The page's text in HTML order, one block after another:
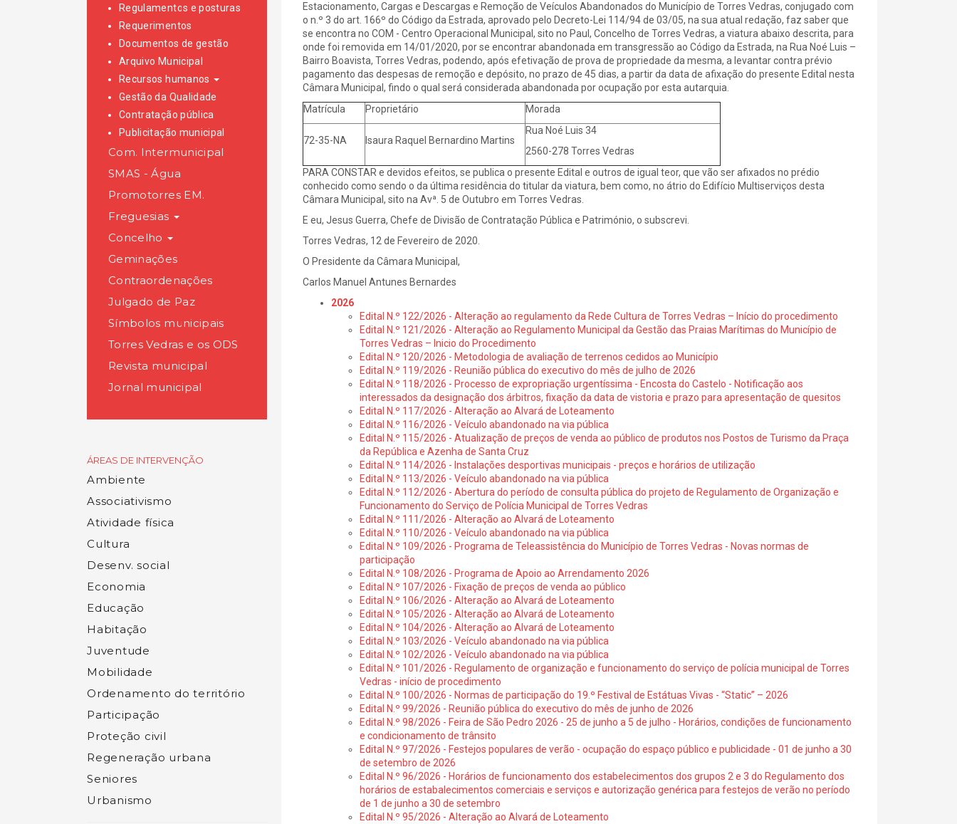
Regulamentos e posturas
Requerimentos
Documentos de gestão
Arquivo Municipal
Recursos humanos
Gestão da Qualidade
Contratação pública
Publicitação municipal
Com. Intermunicipal
SMAS - Água
Promotorres EM.
Freguesias
Concelho
Geminações
Contraordenações
Julgado de Paz
Símbolos municipais
Torres Vedras e os ODS
Revista municipal
Jornal municipal
ÁREAS DE INTERVENÇÃO
Ambiente
Associativismo
Atividade física
Cultura
Desenv. social
Economia
Educação
Habitação
Juventude
Mobilidade
Ordenamento do território
Participação
Proteção civil
Regeneração urbana
Seniores
Urbanismo
Estacionamento, Cargas e Descargas e Remoção de Veículos Abandonados do Município de Torres Vedras, conjugado com
o n.º 3 do art. 166º do Código da Estrada, aprovado pelo Decreto-Lei 114/94 de 03/05, na sua atual redação, faz saber que
se encontra no COM - Centro Operacional Municipal, sito no Paul, Concelho de Torres Vedras, a viatura abaixo descrita, para
onde foi removida em 14/01/2020, por se encontrar abandonada em transgressão ao Código da Estrada, na Rua Noé Luis –
Bairro Boavista, Torres Vedras, podendo, após efetivação de prova de propriedade da mesma, a levantar contra prévio
pagamento das despesas de remoção e depósito, no prazo de 45 dias, a partir da data de afixação do presente Edital nesta
Câmara Municipal, findo o qual será considerada abandonada por ocupação por esta autarquia.
Matrícula
Proprietário Morada
72-35-NA Isaura Raquel Bernardino Martins
Rua Noé Luis 34
2560-278 Torres Vedras
PARA CONSTAR e devidos efeitos, se publica o presente Edital e outros de igual teor, que vão ser afixados no prédio
conhecido como sendo o da última residência do titular da viatura, bem como, no átrio do Edifício Multiserviços desta
Câmara Municipal, sito na Avª. 5 de Outubro em Torres Vedras.
E eu, Jesus Guerra, Chefe de Divisão de Contratação Pública e Património, o subscrevi.
Torres Vedras, 12 de Fevereiro de 2020.
O Presidente da Câmara Municipal,
Carlos Manuel Antunes Bernardes
2026
Edital N.º 122/2026 - Alteração ao regulamento da Rede Cultura de Torres Vedras – Início do procedimento
Edital N.º 121/2026 - Alteração ao Regulamento Municipal da Gestão das Praias Marítimas do Município de
Torres Vedras – Inicio do Procedimento
Edital N.º 120/2026 - Metodologia de avaliação de terrenos cedidos ao Município
Edital N.º 119/2026 - Reunião pública do executivo do mês de julho de 2026
Edital N.º 118/2026 - Processo de expropriação urgentíssima - Encosta do Castelo - Notificação aos
interessados da designação dos árbitros, fixação da data de vistoria e prazo para apresentação de quesitos
Edital N.º 117/2026 - Alteração ao Alvará de Loteamento
Edital N.º 116/2026 - Veículo abandonado na via pública
Edital N.º 115/2026 - Atualização de preços de venda ao público de produtos nos Postos de Turismo da Praça
da República e Azenha de Santa Cruz
Edital N.º 114/2026 - Instalações desportivas municipais - preços e horários de utilização
Edital N.º 113/2026 - Veículo abandonado na via pública
Edital N.º 112/2026 - Abertura do período de consulta pública do projeto de Regulamento de Organização e
Funcionamento do Serviço de Polícia Municipal de Torres Vedras
Edital N.º 111/2026 - Alteração ao Alvará de Loteamento
Edital N.º 110/2026 - Veículo abandonado na via pública
Edital N.º 109/2026 - Programa de Teleassistência do Município de Torres Vedras - Novas normas de
participação
Edital N.º 108/2026 - Programa de Apoio ao Arrendamento 2026
Edital N.º 107/2026 - Fixação de preços de venda ao público
Edital N.º 106/2026 - Alteração ao Alvará de Loteamento
Edital N.º 105/2026 - Alteração ao Alvará de Loteamento
Edital N.º 104/2026 - Alteração ao Alvará de Loteamento
Edital N.º 103/2026 - Veículo abandonado na via pública
Edital N.º 102/2026 - Veículo abandonado na via pública
Edital N.º 101/2026 - Regulamento de organização e funcionamento do serviço de polícia municipal de Torres
Vedras - início de procedimento
Edital N.º 100/2026 - Normas de participação do 19.º Festival de Estátuas Vivas - “Static” – 2026
Edital N.º 99/2026 - Reunião pública do executivo do mês de junho de 2026
Edital N.º 98/2026 - Feira de São Pedro 2026 - 25 de junho a 5 de julho - Horários, condições de funcionamento
e condicionamento de trânsito
Edital N.º 97/2026 - Festejos populares de verão - ocupação do espaço público e publicidade - 01 de junho a 30
de setembro de 2026
Edital N.º 96/2026 - Horários de funcionamento dos estabelecimentos dos grupos 2 e 3 do Regulamento dos
horários de estabalecimentos comerciais e serviços e autorização genérica para festejos de verão no período
de 1 de junho a 30 de setembro
Edital N.º 95/2026 - Alteração ao Alvará de Loteamento